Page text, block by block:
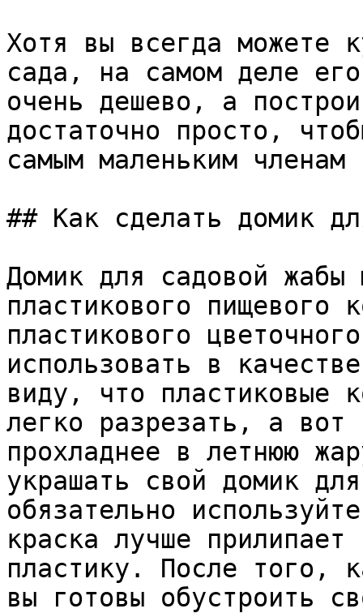
Хотя вы всегда можете
сада, на самом деле его
очень дешево, а
достаточно просто,
самым маленьким членам
## Как сделать домик
Домик для садовой жабы
пластикового пищевого
пластикового
использовать в
виду, что пластиковые
легко разрезать, а вот
прохладнее в летнюю
украшать свой домик
обязательно
краска лучше
пластику. После того,
вы готовы обустроить